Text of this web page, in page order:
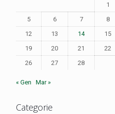
1
5
6 7 8
12
13 14 15
19
20 21 22
26
27 28
« Gen Mar »
Categorie